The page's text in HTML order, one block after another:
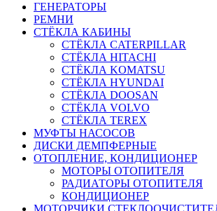
ГЕНЕРАТОРЫ
РЕМНИ
СТЁКЛА КАБИНЫ
СТЁКЛА CATERPILLAR
СТЁКЛА HITACHI
СТЁКЛА KOMATSU
СТЁКЛА HYUNDAI
СТЁКЛА DOOSAN
СТЁКЛА VOLVO
СТЁКЛА TEREX
МУФТЫ НАСОСОВ
ДИСКИ ДЕМПФЕРНЫЕ
ОТОПЛЕНИЕ, КОНДИЦИОНЕР
МОТОРЫ ОТОПИТЕЛЯ
РАДИАТОРЫ ОТОПИТЕЛЯ
КОНДИЦИОНЕР
МОТОРЧИКИ